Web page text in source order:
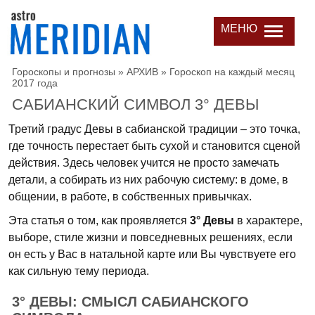
МЕНЮ
Гороскопы и прогнозы » АРХИВ » Гороскоп на каждый месяц
2017 года
САБИАНСКИЙ СИМВОЛ 3° ДЕВЫ
Третий градус Девы в сабианской традиции – это точка,
где точность перестает быть сухой и становится сценой
действия. Здесь человек учится не просто замечать
детали, а собирать из них рабочую систему: в доме, в
общении, в работе, в собственных привычках.
Эта статья о том, как проявляется 3° Девы в характере,
выборе, стиле жизни и повседневных решениях, если
он есть у Вас в натальной карте или Вы чувствуете его
как сильную тему периода.
3° ДЕВЫ: СМЫСЛ САБИАНСКОГО